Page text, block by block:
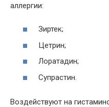
аллергии:
Зиртек;
Цетрин;
Лоратадин;
Супрастин.
Воздействуют на